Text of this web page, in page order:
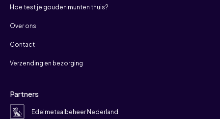
Hoe test je gouden munten thuis?
Over ons
Contact
Verzending en bezorging
Partners
Edelmetaalbeheer Nederland